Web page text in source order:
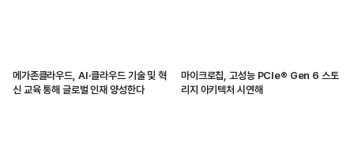
메가존클라우드, AI·클라우드 기술 및 혁
신 교육 통해 글로벌 인재 양성한다
마이크로칩, 고성능 PCIe® Gen 6 스토
리지 아키텍처 시연해